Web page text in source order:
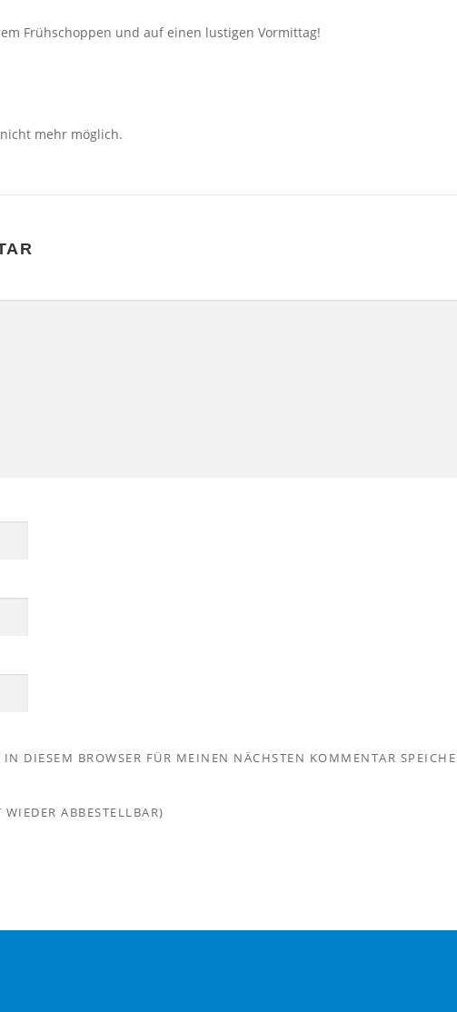
Frühschoppen und auf einen lustigen Vormittag!
mehr möglich.
DIESEM BROWSER FÜR MEINEN NÄCHSTEN KOMMENTAR
ABBESTELLBAR)